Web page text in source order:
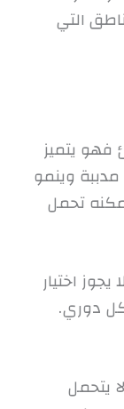
التي
فهو يتميز
وينمو
تحمل
اختيار
دوري.
يتحمل